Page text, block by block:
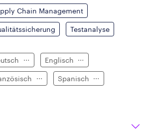
Chain Management
Testanalyse
Englisch
Spanisch